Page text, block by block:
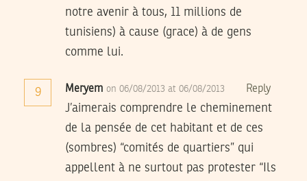
notre avenir à tous, 11 millions de
tunisiens) à cause (grace) à de gens
comme lui.
9 Meryem on 06/08/2013 at 06/08/2013 Reply
J’aimerais comprendre le cheminement
de la pensée de cet habitant et de ces
(sombres) “comités de quartiers” qui
appellent à ne surtout pas protester “Ils